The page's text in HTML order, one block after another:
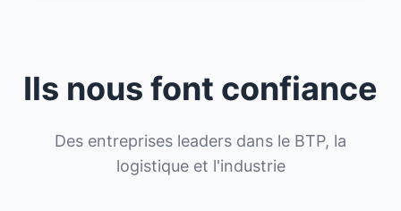
Ils nous font confiance
Des entreprises leaders dans le BTP, la
logistique et l'industrie